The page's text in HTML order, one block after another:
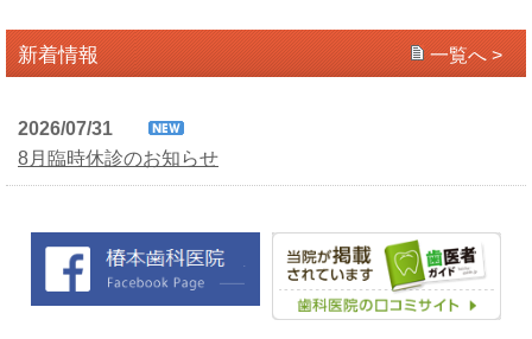
新着情報 一覧へ >
2026/07/31
8月臨時休診のお知らせ